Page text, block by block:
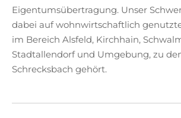
Eigentumsübertragung. Unser
dabei auf wohnwirtschaftlich
im Bereich Alsfeld, Kirchhain,
Stadtallendorf und Umgebung, zu
Schrecksbach gehört.